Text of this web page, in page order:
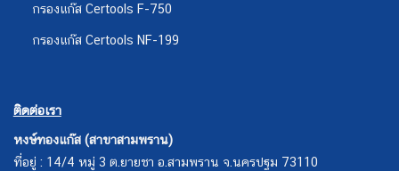
กรองแก๊ส Certools F-750
กรองแก๊ส Certools NF-199
ติดต่อเรา
หงษ์ทองแก๊ส (สาขาสามพราน)
ที่อยู่ : 14/4 หมู่ 3 ต.ยายชา อ.สามพราน จ.นครปฐม 73110